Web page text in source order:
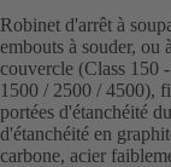
Robinet d'arrêt à
embouts à souder, ou
couvercle (Class 150
1500 / 2500 / 4500),
portées d'étanchéité
d'étanchéité en
carbone, acier